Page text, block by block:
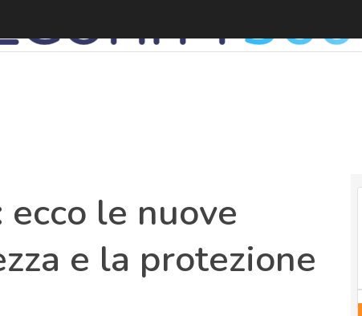
le nuove
e la protezione